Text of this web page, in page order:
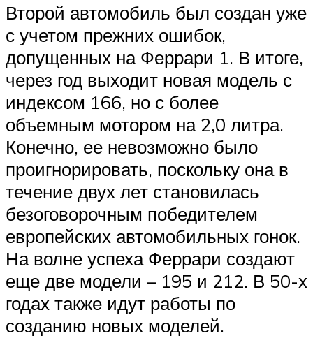
Второй автомобиль был создан уже
с учетом прежних ошибок,
допущенных на Феррари 1. В итоге,
через год выходит новая модель с
индексом 166, но с более
объемным мотором на 2,0 литра.
Конечно, ее невозможно было
проигнорировать, поскольку она в
течение двух лет становилась
безоговорочным победителем
европейских автомобильных гонок.
На волне успеха Феррари создают
еще две модели – 195 и 212. В 50-х
годах также идут работы по
созданию новых моделей.